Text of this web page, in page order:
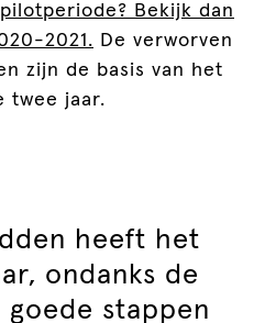
Bekijk dan
2021. De verworven
zijn de basis van het
twee jaar.
heeft het
ondanks de
stappen